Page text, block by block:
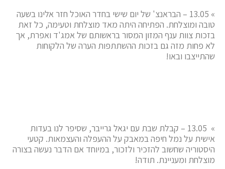
» 13.05 – הבראנצ' של יום שישי בחדר האוכל חזר אלינו בשעה
טובה ומוצלחת. הפתיחה היתה מאד מוצלחת וטעימה, כל זאת
בזכות צוות ענף המזון המסור בראשותם של אמג'ד ואפרת, אך
לא פחות מזה גם בזכות ההשתתפות הערה של הלקוחות
שהתייצבו ובאו!
» 13.05 – קבלת שבת עם יגאל גרייבר, שסיפר לנו בעדות
אישית על נמל חיפה במאבק על ההעפלה והעצמאות. קטעי
היסטוריה שחשוב להזכיר ולזכור, במיוחד אם הדבר נעשה בצורה
מוצלחת ומעניינת. תודה!